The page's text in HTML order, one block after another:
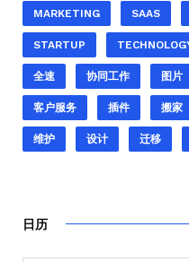
MARKETING SAAS
STARTUP
全速 协同工作 图片
客户服务 插件 搬家
维护 设计 迁移
日历